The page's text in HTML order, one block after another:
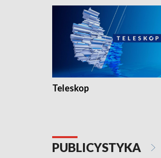
Teleskop
PUBLICYSTYKA